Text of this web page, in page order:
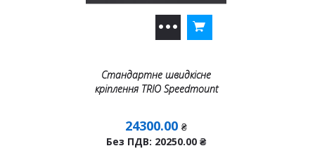
Стандартне швидкісне
кріплення TRIO Speedmount
24300.00 ₴
Без ПДВ: 20250.00 ₴